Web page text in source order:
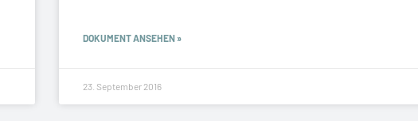
DOKUMENT ANSEHEN »
23. September 2016